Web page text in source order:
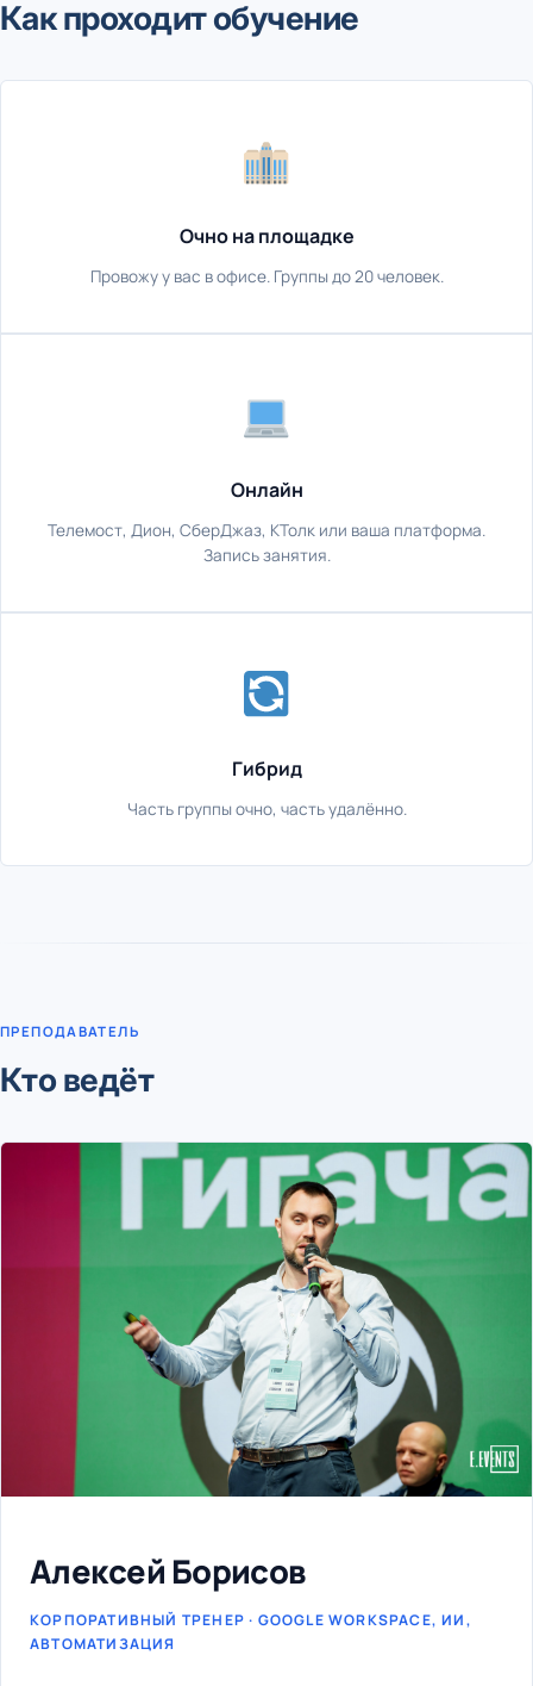
Как проходит обучение
Очно на площадке
Провожу у вас в офисе. Группы до 20 человек.
Онлайн
Телемост, Дион, СберДжаз, КТолк или ваша платформа.
Запись занятия.
Гибрид
Часть группы очно, часть удалённо.
ПРЕПОДАВАТЕЛЬ
Кто ведёт
Алексей Борисов
КОРПОРАТИВНЫЙ ТРЕНЕР · GOOGLE WORKSPACE, ИИ,
АВТОМАТИЗАЦИЯ